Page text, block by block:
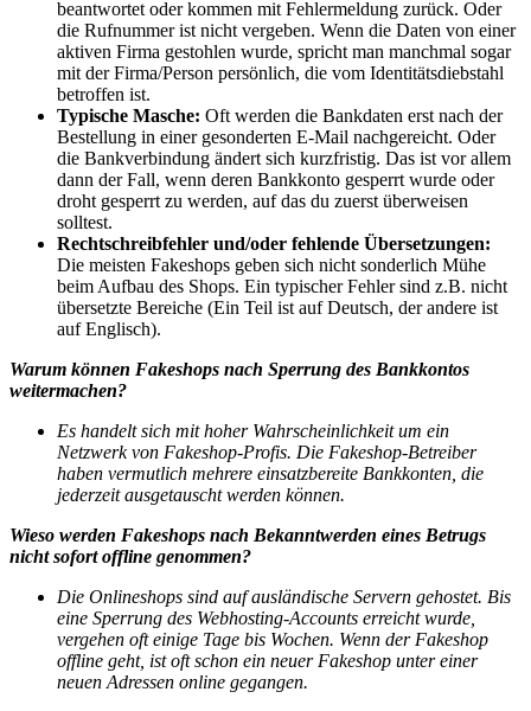
beantwortet oder kommen mit Fehlermeldung zurück. Oder
die Rufnummer ist nicht vergeben. Wenn die Daten von einer
aktiven Firma gestohlen wurde, spricht man manchmal sogar
mit der Firma/Person persönlich, die vom Identitätsdiebstahl
betroffen ist.
Typische Masche: Oft werden die Bankdaten erst nach der
Bestellung in einer gesonderten E-Mail nachgereicht. Oder
die Bankverbindung ändert sich kurzfristig. Das ist vor allem
dann der Fall, wenn deren Bankkonto gesperrt wurde oder
droht gesperrt zu werden, auf das du zuerst überweisen
solltest.
Rechtschreibfehler und/oder fehlende Übersetzungen:
Die meisten Fakeshops geben sich nicht sonderlich Mühe
beim Aufbau des Shops. Ein typischer Fehler sind z.B. nicht
übersetzte Bereiche (Ein Teil ist auf Deutsch, der andere ist
auf Englisch).
Warum können Fakeshops nach Sperrung des Bankkontos
weitermachen?
Es handelt sich mit hoher Wahrscheinlichkeit um ein
Netzwerk von Fakeshop-Profis. Die Fakeshop-Betreiber
haben vermutlich mehrere einsatzbereite Bankkonten, die
jederzeit ausgetauscht werden können.
Wieso werden Fakeshops nach Bekanntwerden eines Betrugs
nicht sofort offline genommen?
Die Onlineshops sind auf ausländische Servern gehostet. Bis
eine Sperrung des Webhosting-Accounts erreicht wurde,
vergehen oft einige Tage bis Wochen. Wenn der Fakeshop
offline geht, ist oft schon ein neuer Fakeshop unter einer
neuen Adressen online gegangen.